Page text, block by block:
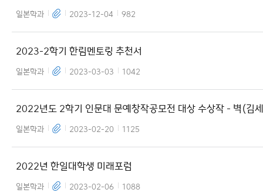
일본학과 2023-12-04 982
2023-2학기 한림멘토링 추천서
일본학과 2023-03-03 1042
2022년도 2학기 인문대 문예창작공모전 대상 수상작 - 벽(김
일본학과 2023-02-20 1125
2022년 한일대학생 미래포럼
일본학과 2023-02-06 1088